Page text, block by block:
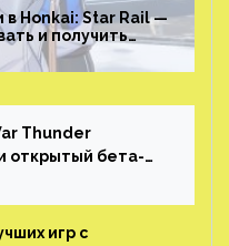
в Honkai: Star Rail —
и получить
Thunder
открытый бета-
скриншоты
игр с